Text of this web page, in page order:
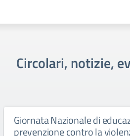
Circolari, notizie,
Giornata Nazionale di
prevenzione contro la